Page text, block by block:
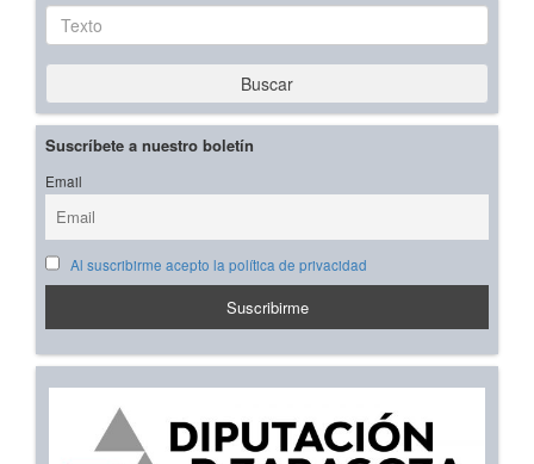
Texto
Buscar
Suscríbete a nuestro boletín
Email
Al suscribirme acepto la política de privacidad